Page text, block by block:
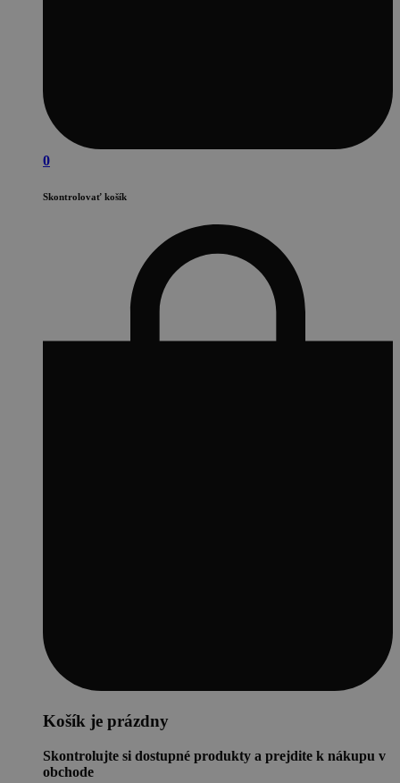
0
Skontrolovať košík
Košík je prázdny
Skontrolujte si dostupné produkty a prejdite k nákupu v
obchode